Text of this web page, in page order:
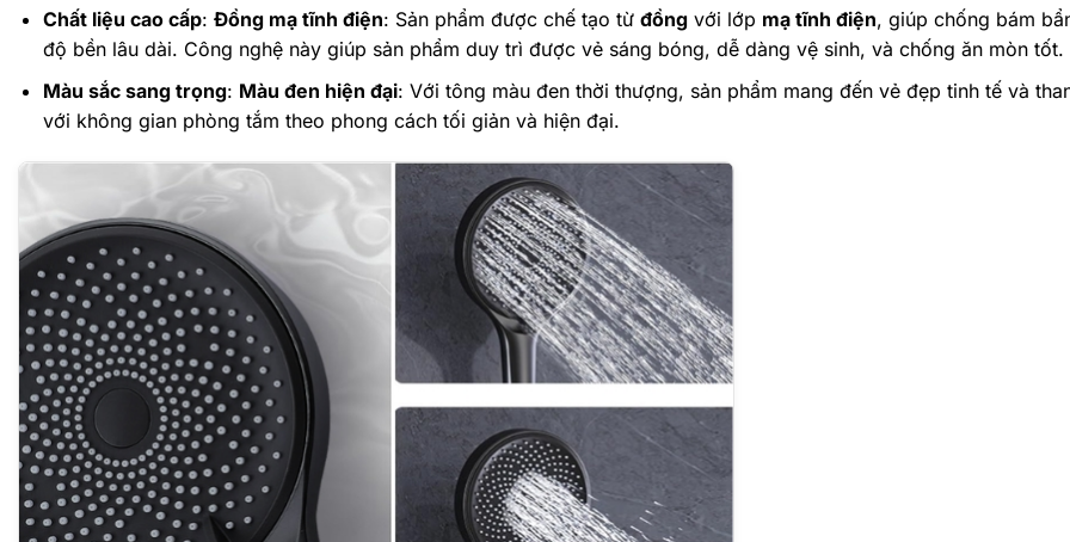
Chất liệu cao cấp: Đồng mạ tĩnh điện: Sản phẩm được chế tạo từ đồngvới lớp mạ tĩnh điện, giúp chống bám
độ bền lâu dài. Công nghệ này giúp sản phẩm duy trì được vẻ sáng bóng, dễ dàng vệ sinh, và chống ăn mòn tốt.
Màu sắc sang trọng: Màu đen hiện đại: Với tông màu đen thời thượng, sản phẩm mang đến vẻ đẹp tinh tế và
với không gian phòng tắm theo phong cách tối giản và hiện đại.